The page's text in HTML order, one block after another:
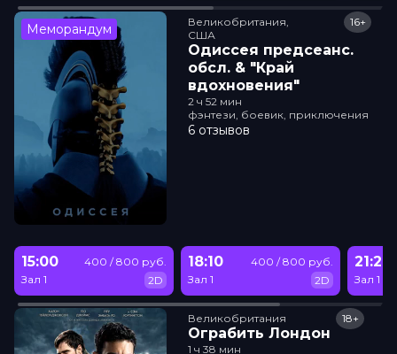
Меморандум
Великобритания,
США
Одиссея прeдсeанc.
обсл. & "Край
вдохновения"
16+
2 ч 52 мин
фэнтези, боевик, приключения
6 отзывов
15:00
Зал 1
400 / 800 руб.
2D
18:10
Зал 1
400 / 800 руб.
2D
21:20
Зал 1
Великобритания
Ограбить Лондон
18+
1 ч 38 мин